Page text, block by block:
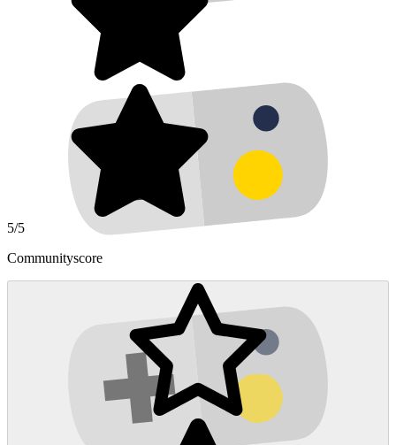
5/5
Communityscore